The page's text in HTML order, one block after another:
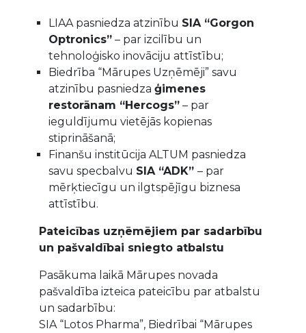
LIAA pasniedza atzinību SIA “Gorgon
Optronics” – par izcilību un
tehnoloģisko inovāciju attīstību;
Biedrība “Mārupes Uzņēmēji” savu
atzinību pasniedzaģimenes
restorānam “Hercogs” – par
ieguldījumu vietējās kopienas
stiprināšanā;
Finanšu institūcija ALTUM pasniedza
savu specbalvu SIA “ADK”– par
mērķtiecīgu un ilgtspējīgu biznesa
attīstību.
Pateicības uzņēmējiem par sadarbību
un pašvaldībai sniegto atbalstu
Pasākuma laikā Mārupes novada
pašvaldība izteica pateicību par atbalstu
un sadarbību:
SIA “Lotos Pharma”, Biedrībai “Mārupes